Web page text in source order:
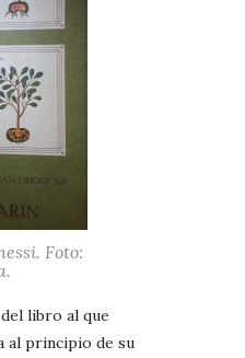
Foto:
libro al que
al principio de su